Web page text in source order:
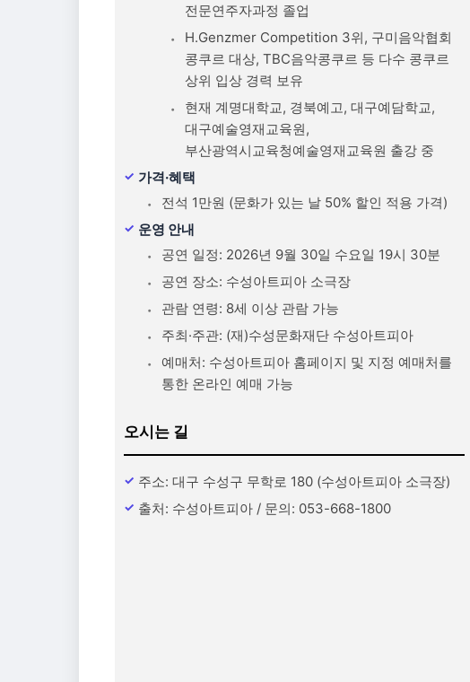
전문연주자과정 졸업
H.Genzmer Competition 3위, 구미음악협회
콩쿠르 대상, TBC음악콩쿠르 등 다수 콩쿠르
상위 입상 경력 보유
현재 계명대학교, 경북예고, 대구예담학교,
대구예술영재교육원,
부산광역시교육청예술영재교육원 출강 중
가격·혜택
전석 1만원 (문화가 있는 날 50% 할인 적용 가격)
운영 안내
공연 일정: 2026년 9월 30일 수요일 19시 30분
공연 장소: 수성아트피아 소극장
관람 연령: 8세 이상 관람 가능
주최·주관: (재)수성문화재단 수성아트피아
예매처: 수성아트피아 홈페이지 및 지정 예매처를
통한 온라인 예매 가능
오시는 길
주소: 대구 수성구 무학로 180 (수성아트피아 소극장)
출처: 수성아트피아 / 문의: 053-668-1800